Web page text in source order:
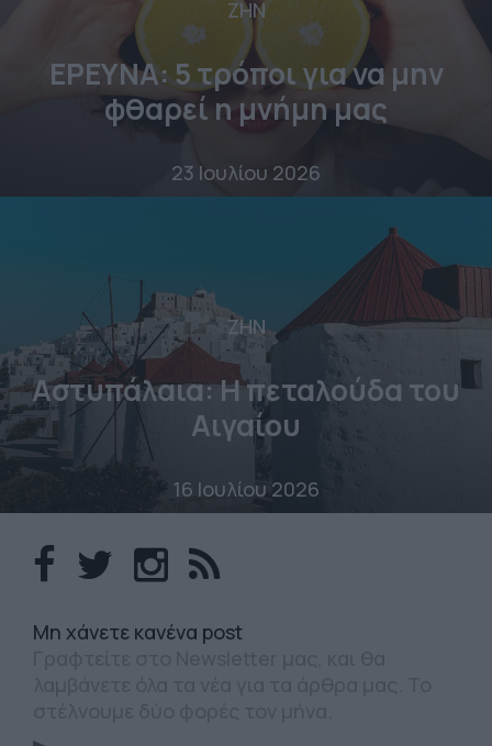
ΖΗΝ
ΕΡΕΥΝΑ: 5 τρόποι για να μην
φθαρεί η μνήμη μας
23 Ιουλίου 2026
ΖΗΝ
Αστυπάλαια: Η πεταλούδα του
Αιγαίου
16 Ιουλίου 2026
Mη χάνετε κανένα post